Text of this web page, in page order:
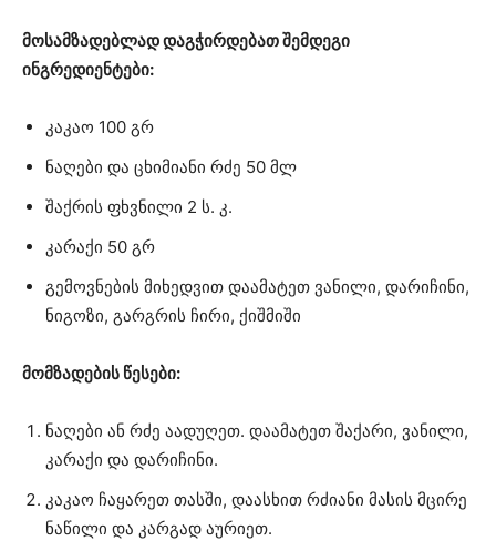
მოსამზადებლად დაგჭირდებათ შემდეგი
ინგრედიენტები:
კაკაო 100 გრ
ნაღები და ცხიმიანი რძე 50 მლ
შაქრის ფხვნილი 2 ს. კ.
კარაქი 50 გრ
გემოვნების მიხედვით დაამატეთ ვანილი, დარიჩინი,
ნიგოზი, გარგრის ჩირი, ქიშმიში
მომზადების წესები:
ნაღები ან რძე აადუღეთ. დაამატეთ შაქარი, ვანილი,
კარაქი და დარიჩინი.
კაკაო ჩაყარეთ თასში, დაასხით რძიანი მასის მცირე
ნაწილი და კარგად აურიეთ.